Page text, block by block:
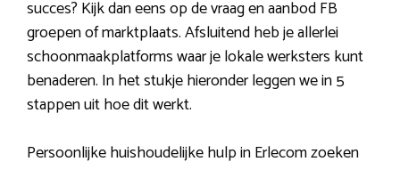
succes? Kijk dan eens op de vraag en aanbod FB
groepen of marktplaats. Afsluitend heb je allerlei
schoonmaakplatforms waar je lokale werksters kunt
benaderen. In het stukje hieronder leggen we in 5
stappen uit hoe dit werkt.
Persoonlijke huishoudelijke hulp in Erlecom zoeken